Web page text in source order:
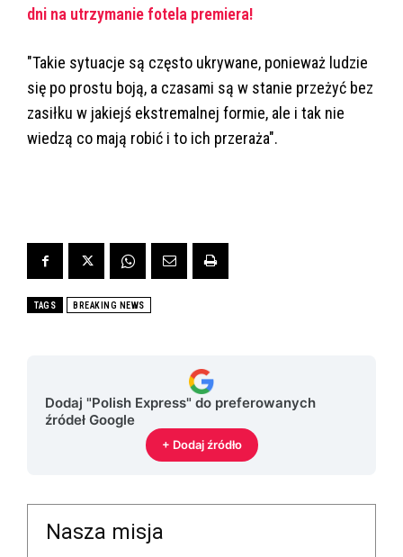
dni na utrzymanie fotela premiera!
"Takie sytuacje są często ukrywane, ponieważ ludzie
się po prostu boją, a czasami są w stanie przeżyć bez
zasiłku w jakiejś ekstremalnej formie, ale i tak nie
wiedzą co mają robić i to ich przeraża".
TAGS BREAKING NEWS
Dodaj "Polish Express" do preferowanych
źródeł Google
+ Dodaj źródło
Nasza misja